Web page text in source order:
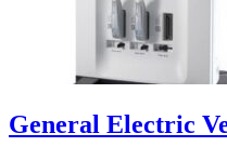
General Electric